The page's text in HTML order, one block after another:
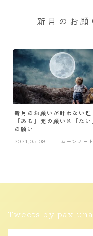
新月のお
新月のお願いが叶わない理
「ある」発の願いと「な
の願い
2021.05.09 ムーンノー
Tweets by